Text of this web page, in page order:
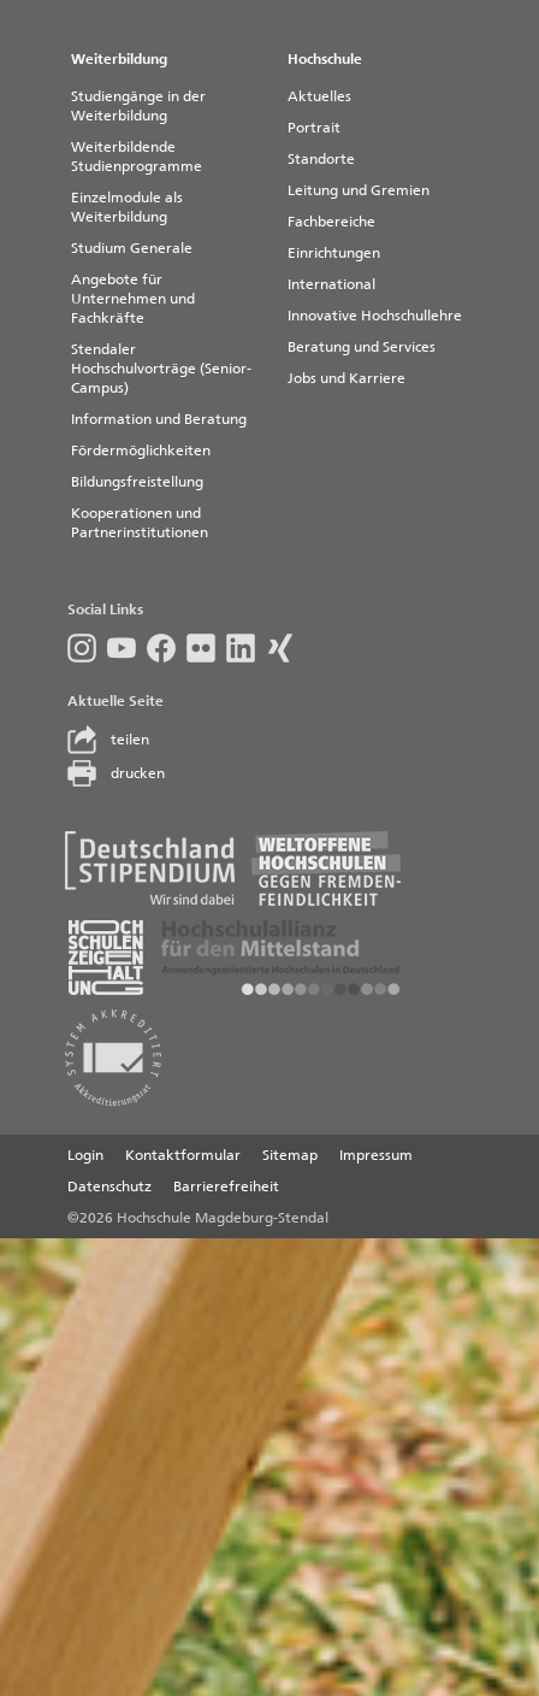
Weiterbildung
Studiengänge in der
Weiterbildung
Weiterbildende
Studienprogramme
Einzelmodule als
Weiterbildung
Studium Generale
Angebote für
Unternehmen und
Fachkräfte
Stendaler
Hochschulvorträge (Senior-
Campus)
Information und Beratung
Fördermöglichkeiten
Bildungsfreistellung
Kooperationen und
Partnerinstitutionen
Hochschule
Aktuelles
Portrait
Standorte
Leitung und Gremien
Fachbereiche
Einrichtungen
International
Innovative Hochschullehre
Beratung und Services
Jobs und Karriere
Social Links
Aktuelle Seite
teilen
drucken
Login Kontaktformular Sitemap
Impressum
Datenschutz
Barrierefreiheit
©2026 Hochschule Magdeburg-Stendal